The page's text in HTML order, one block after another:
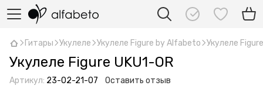
Гитары Укулеле Укулеле Figure by Alfabeto Укулеле
Укулеле Figure UKU1-OR
Артикул: 23-02-21-07 Оставить отзыв